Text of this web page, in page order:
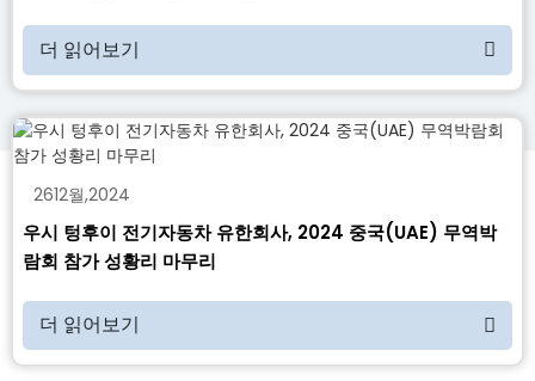
더 읽어보기
2612월,2024
우시 텅후이 전기자동차 유한회사, 2024 중국(UAE) 무역박
람회 참가 성황리 마무리
더 읽어보기